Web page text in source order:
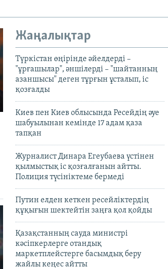
Жаңалықтар
Түркістан өңірінде әйелдерді –
"ұрғашылар", әншілерді – "шайтанның
азаншысы" деген тұрғын ұсталып, іс
қозғалды
Киев пен Киев облысында Ресейдің әуе
шабуылынан кемінде 17 адам қаза
тапқан
Журналист Динара Егеубаева үстінен
қылмыстық іс қозғалғанын айтты.
Полиция түсініктеме бермеді
Путин елден кеткен ресейліктердің
құқығын шектейтін заңға қол қойды
Қазақстанның сауда министрі
кәсіпкерлерге отандық
маркетплейстерге басымдық беру
жайлы кеңес айтты